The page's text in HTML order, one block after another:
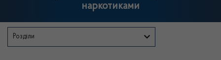
наркотиками
Розділи